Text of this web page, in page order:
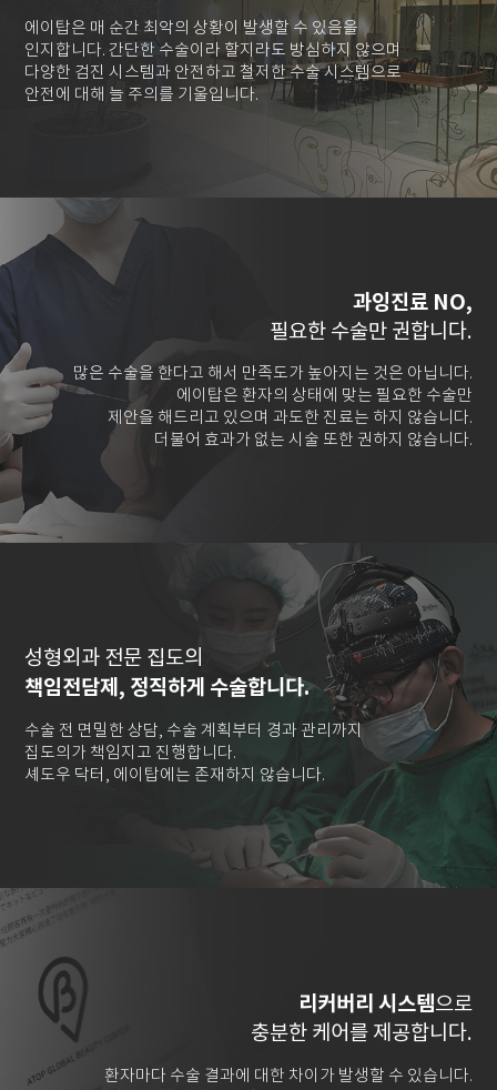
에이탑은 매 순간 최악의 상황이 발생할 수 있음을
인지합니다. 간단한 수술이라 할지라도 방심하지 않으며
다양한 검진 시스템과 안전하고 철저한 수술 시스템으로
안전에 대해 늘 주의를 기울입니다.
과잉진료 NO,
필요한 수술만 권합니다.
많은 수술을 한다고 해서 만족도가 높아지는 것은 아닙니다.
에이탑은 환자의 상태에 맞는 필요한 수술만
제안을 해드리고 있으며 과도한 진료는 하지 않습니다.
더불어 효과가 없는 시술 또한 권하지 않습니다.
성형외과 전문 집도의
책임전담제, 정직하게 수술합니다.
수술 전 면밀한 상담, 수술 계획부터 경과 관리까지
집도의가 책임지고 진행합니다.
셰도우 닥터, 에이탑에는 존재하지 않습니다.
리커버리 시스템으로
충분한 케어를 제공합니다.
환자마다 수술 결과에 대한 차이가 발생할 수 있습니다.